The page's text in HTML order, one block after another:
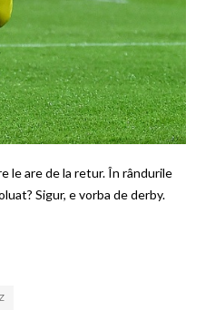
le are de la retur. În rândurile
Sigur, e vorba de derby.